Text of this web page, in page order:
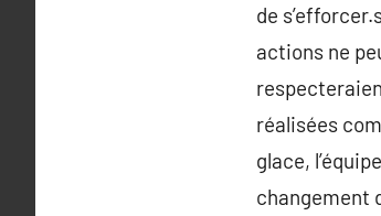
de
actions ne
réalisées
glace,
changement